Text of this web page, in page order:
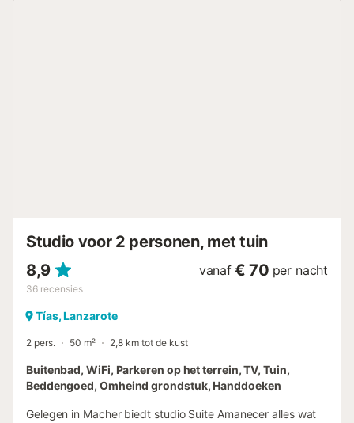
Studio voor 2 personen, met tuin
8,9
36 recensies
vanaf € 70 per nacht
Tías, Lanzarote
2 pers. 50 m² 2,8 km tot de kust
Buitenbad, WiFi, Parkeren op het terrein, TV, Tuin,
Beddengoed, Omheind grondstuk, Handdoeken
Gelegen in Macher biedt studio Suite Amanecer alles wat